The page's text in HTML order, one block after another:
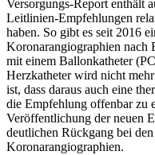
Versorgungs-Report enthält
Leitlinien-Empfehlungen
haben. So gibt es seit 2016
Koronarangiographien nach
mit einem Ballonkatheter
Herzkatheter wird nicht
ist, dass daraus auch eine
die Empfehlung offenbar zu
Veröffentlichung der neuen
deutlichen Rückgang bei
Koronarangiographien.